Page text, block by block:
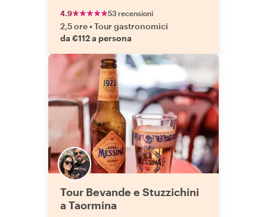
4.9 53 recensioni
2,5 ore•Tour gastronomici
da €112 a persona
Tour Bevande e Stuzzichini
a Taormina